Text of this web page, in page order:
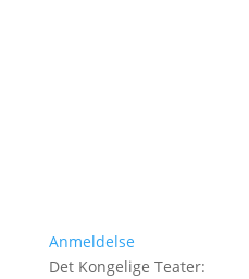
Anmeldelse
Det Kongelige Teater: